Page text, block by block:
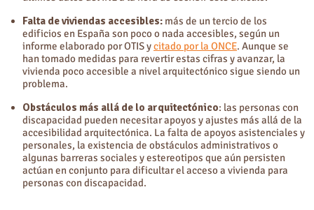
Falta de viviendas accesibles: más de un tercio de los
edificios en España son poco o nada accesibles, según un
informe elaborado por OTIS ycitado por la ONCE. Aunque se
han tomado medidas para revertir estas cifras y avanzar, la
vivienda poco accesible a nivel arquitectónico sigue siendo un
problema.
Obstáculos más allá de lo arquitectónico: las personas con
discapacidad pueden necesitar apoyos y ajustes más allá de la
accesibilidad arquitectónica. La falta de apoyos asistenciales y
personales, la existencia de obstáculos administrativos o
algunas barreras sociales y estereotipos que aún persisten
actúan en conjunto para dificultar el acceso a vivienda para
personas con discapacidad.